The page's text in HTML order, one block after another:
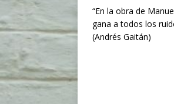
“En la obra de
gana a todos los
(Andrés Gaitán)